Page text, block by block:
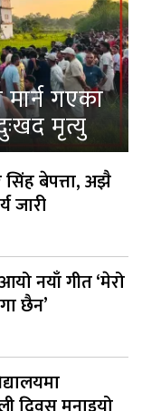
गएका
मृत्यु
बेपत्ता, अझै
जारी
नयाँ गीत ‘मेरो
छैन’